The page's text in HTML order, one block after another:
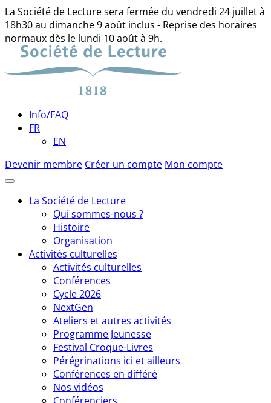
La Société de Lecture sera fermée du vendredi 24 juillet à
18h30 au dimanche 9 août inclus - Reprise des horaires
normaux dès le lundi 10 août à 9h.
Skip
content
Info/FAQ
FR
EN
Devenir membre Créer un compte Mon compte
La Société de Lecture
Qui sommes-nous ?
Histoire
Organisation
Activités culturelles
Activités culturelles
Conférences
Cycle 2026
NextGen
Ateliers et autres activités
Programme Jeunesse
Festival Croque-Livres
Pérégrinations ici et ailleurs
Conférences en différé
Nos vidéos